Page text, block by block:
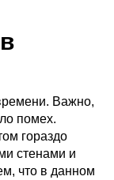
Важно,
помех.
гораздо
стенами и
что в данном